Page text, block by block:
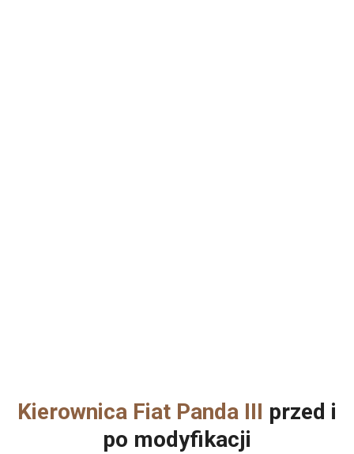
Kierownica Fiat Panda III przed i
po modyfikacji